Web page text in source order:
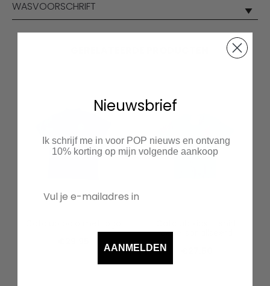
WASVOORSCHRIFT
gepersonaliseerd
Nieuwsbrief
Ik schrijf me in voor POP nieuws en ontvang
10% korting op mijn volgende aankoop
AANMELDEN